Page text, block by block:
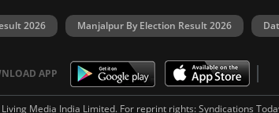
2026 Manjalpur By Election Result 2026
APP
Media India Limited. For reprint rights:Syndications